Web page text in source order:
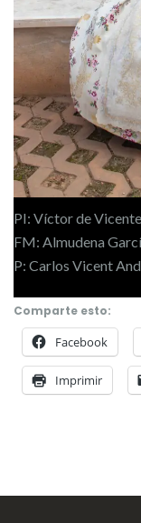
PI: Víctor de
FM: Almudena
P: Carlos Vicent
Comparte esto:
Facebook
Imprimir